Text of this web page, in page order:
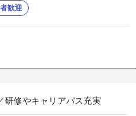
歓迎
研修やキャリアパス充実